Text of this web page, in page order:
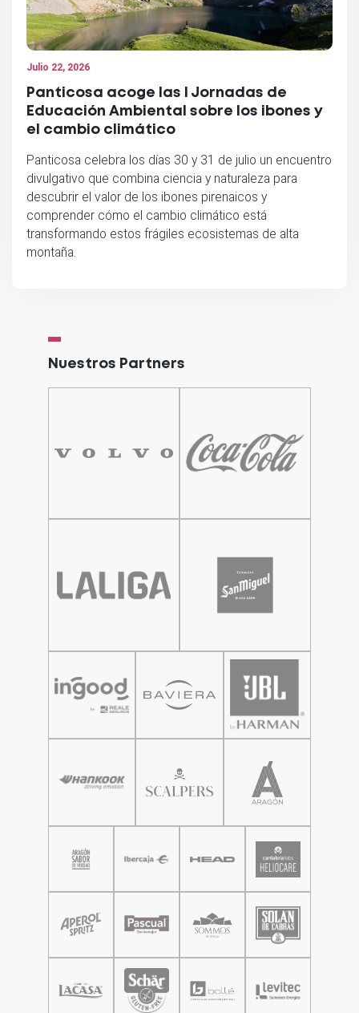
Julio 22, 2026
Panticosa acoge las I Jornadas de
Educación Ambiental sobre los ibones y
el cambio climático
Panticosa celebra los días 30 y 31 de julio un encuentro
divulgativo que combina ciencia y naturaleza para
descubrir el valor de los ibones pirenaicos y
comprender cómo el cambio climático está
transformando estos frágiles ecosistemas de alta
montaña.
Nuestros Partners